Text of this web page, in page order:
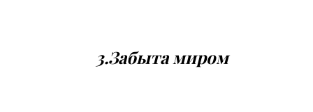
3.Забыта миром